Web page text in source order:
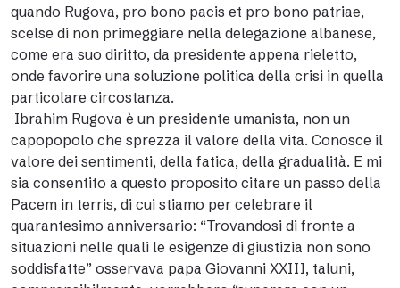
quando Rugova, pro bono pacis et pro bono patriae,
scelse di non primeggiare nella delegazione albanese,
come era suo diritto, da presidente appena rieletto,
onde favorire una soluzione politica della crisi in quella
particolare circostanza.
Ibrahim Rugova è un presidente umanista, non un
capopopolo che sprezza il valore della vita. Conosce il
valore dei sentimenti, della fatica, della gradualità. E mi
sia consentito a questo proposito citare un passo della
Pacem in terris, di cui stiamo per celebrare il
quarantesimo anniversario: “Trovandosi di fronte a
situazioni nelle quali le esigenze di giustizia non sono
soddisfatte” osservava papa Giovanni XXIII, taluni,